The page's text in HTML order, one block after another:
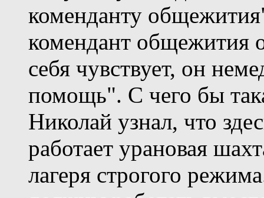
коменданту
комендант общежития
себя чувствует, он
помощь". С чего бы
Николай узнал, что
работает урановая
лагеря строгого